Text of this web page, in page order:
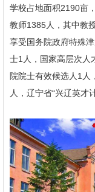
学校占地面积2190亩
教师1385人，其中教
享受国务院政府特殊
士1人，国家高层次人
院院士有效候选人1人
人，辽宁省“兴辽英才